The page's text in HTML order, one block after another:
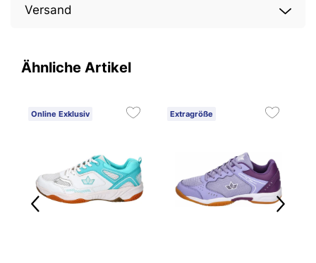
Versand
Ähnliche Artikel
Online Exklusiv Extragröße